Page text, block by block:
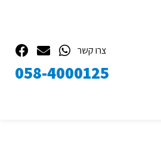
צרו קשר
058-4000125